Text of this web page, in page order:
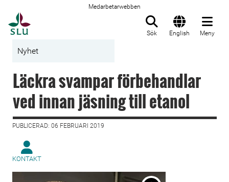
Medarbetarwebben
Sök English Meny
Nyhet
Läckra svampar förbehandlar
ved innan jäsning till etanol
PUBLICERAD: 06 FEBRUARI 2019
KONTAKT